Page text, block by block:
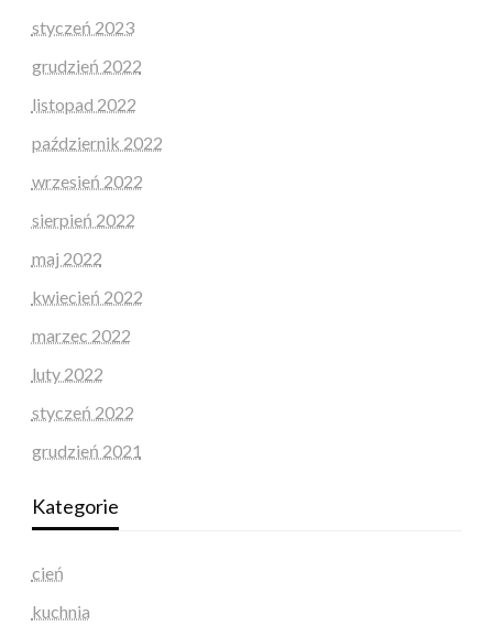
styczeń 2023
grudzień 2022
listopad 2022
październik 2022
wrzesień 2022
sierpień 2022
maj 2022
kwiecień 2022
marzec 2022
luty 2022
styczeń 2022
grudzień 2021
Kategorie
cień
kuchnia